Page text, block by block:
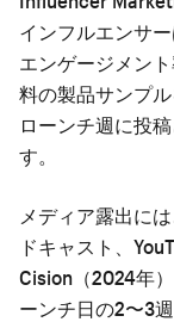
インフルエンサ
エンゲージメン
料の製品サンプ
ローンチ週に投
す。
メディア露出に
ドキャスト、
Cision（2024年
ーンチ日の2〜3